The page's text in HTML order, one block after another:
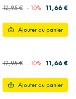
12,95 € - 10% 11,66 €
Ajouter au panier
12,95 € - 10% 11,66 €
Ajouter au panier